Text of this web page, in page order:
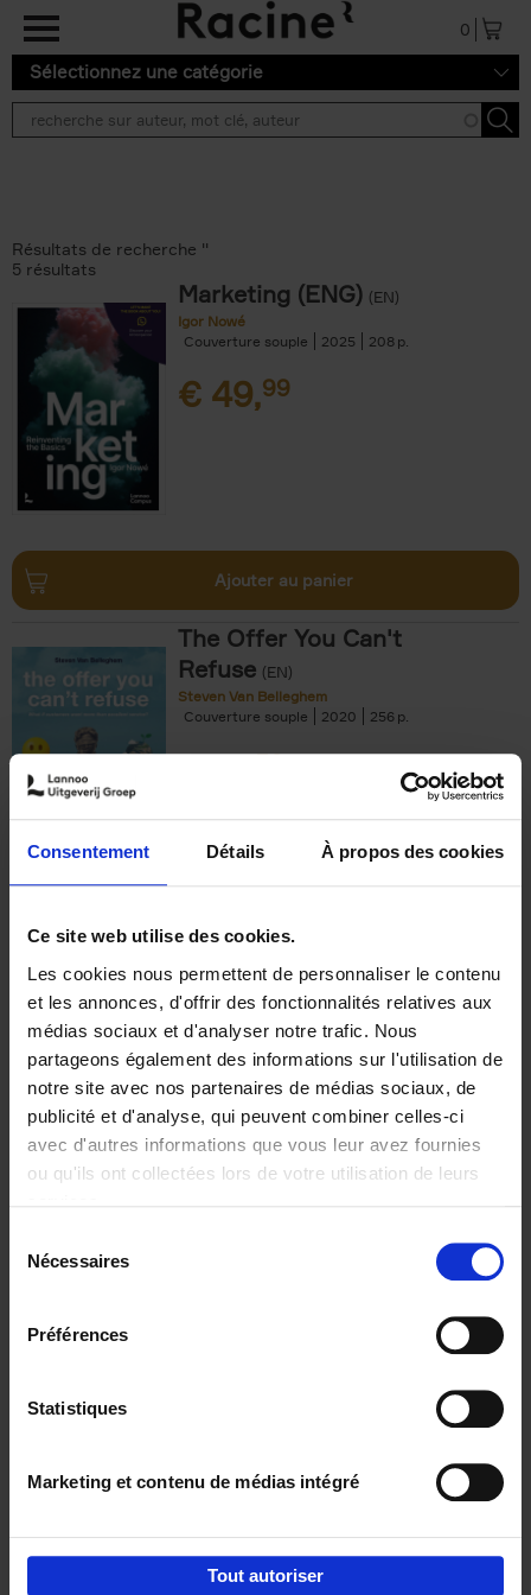
Consentement Détails À propos des cookies
Ce site web utilise des cookies.
Les cookies nous permettent de personnaliser le contenu
et les annonces, d'offrir des fonctionnalités relatives aux
médias sociaux et d'analyser notre trafic. Nous
partageons également des informations sur l'utilisation de
notre site avec nos partenaires de médias sociaux, de
publicité et d'analyse, qui peuvent combiner celles-ci
avec d'autres informations que vous leur avez fournies
ou qu'ils ont collectées lors de votre utilisation de leurs
Nécessaires
Préférences
Statistiques
Marketing et contenu de médias intégré
Tout autoriser
Aller au contenu principal
0
Sélectionnez une catégorie
Résultats de recherche ''
5 résultats
Marketing (ENG) (EN)
Igor Nowé
Couverture souple
2025 208
€ 49,99
Ajouter au panier
The Offer You Can't
Refuse (EN)
Steven Van Belleghem
Couverture souple
2020 256
€37,50
Building Bonds = Building
Business
Jochen Roef Jozefien De Feyter
Carolien Boom
Couverture souple
2025 200
€29,99
Digital marketing like a PRO -
completely revised edition (EN)